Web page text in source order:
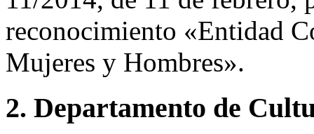
reconocimiento «Entidad
Mujeres y Hombres».
2. Departamento de